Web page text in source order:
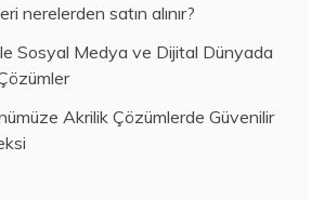
nerelerden satın alınır?
Sosyal Medya ve Dijital Dünyada
Akrilik Çözümlerde Güvenilir